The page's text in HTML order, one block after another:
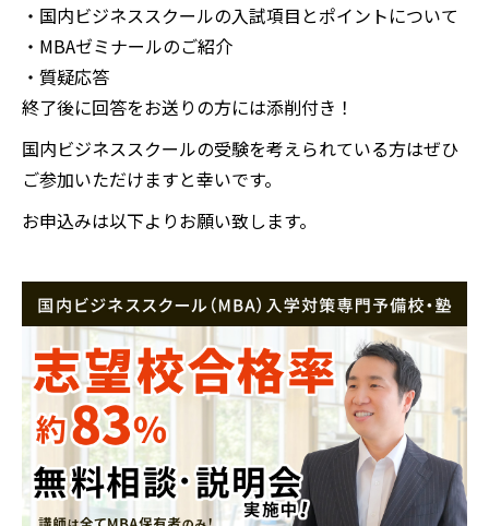
・国内ビジネススクールの入試項目とポイントについて
・MBAゼミナールのご紹介
・質疑応答
終了後に回答をお送りの方には添削付き！
国内ビジネススクールの受験を考えられている方はぜひ
ご参加いただけますと幸いです。
お申込みは以下よりお願い致します。